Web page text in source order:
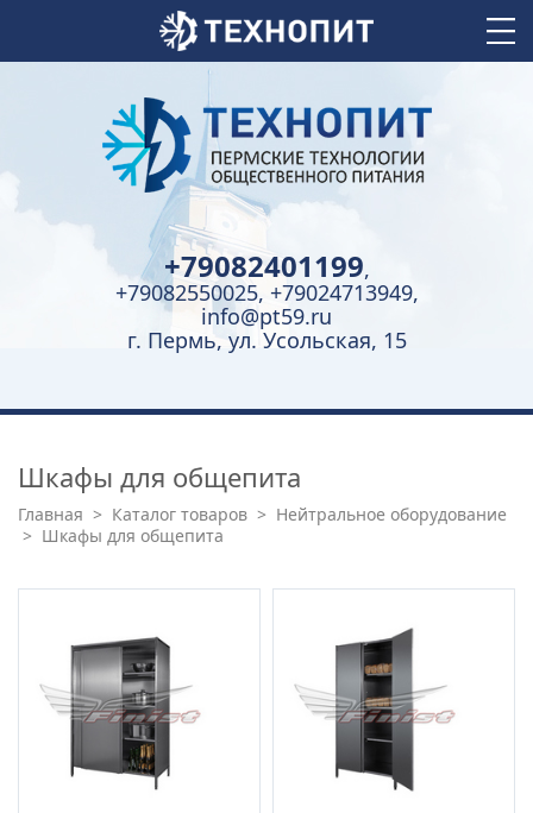
+79082401199,
+79082550025, +79024713949,
info@pt59.ru
г. Пермь, ул. Усольская, 15
Шкафы для общепита
Главная > Каталог товаров > Нейтральное оборудование
> Шкафы для общепита